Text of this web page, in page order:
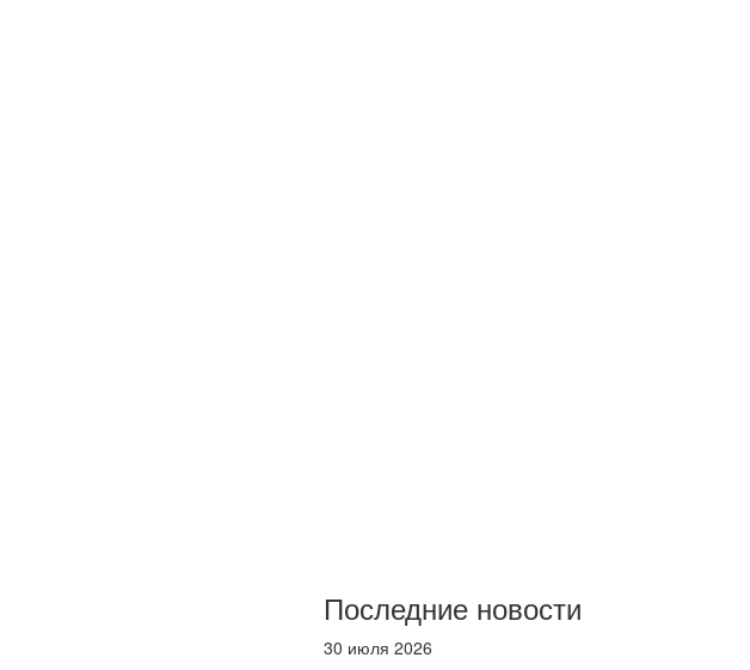
Последние новости
30 июля 2026